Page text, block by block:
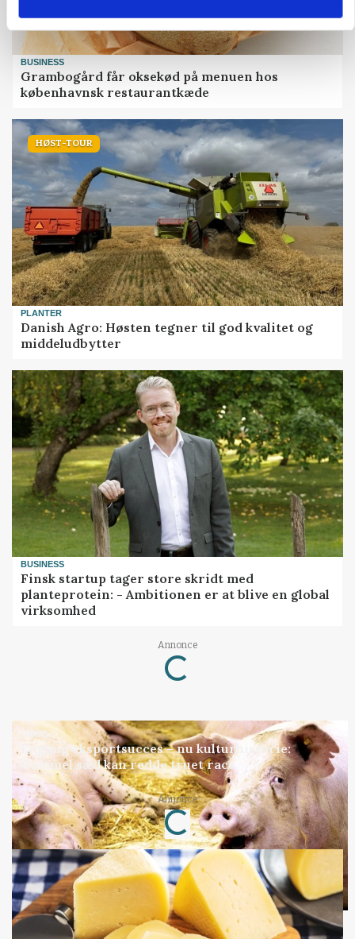
BUSINESS
Grambogård får oksekød på menuen hos
københavnsk restaurantkæde
HØST-TOUR
PLANTER
Danish Agro: Høsten tegner til god kvalitet og
middeludbytter
BUSINESS
Finsk startup tager store skridt med
planteprotein: - Ambitionen er at blive en global
virksomhed
Annonce
Loading...
GRISE
Engang eksportsucces – nu kulturhistorie:
Gammel sæd kan redde truet race
Annonce
Loading...